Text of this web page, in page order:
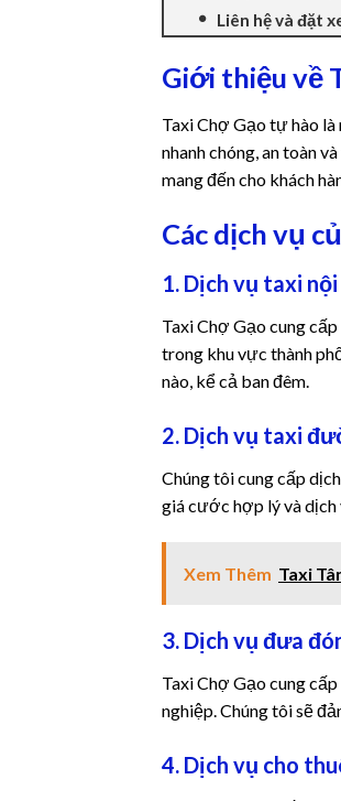
Liên hệ và đặt
Giới thiệu về
Taxi Chợ Gạo tự hào
nhanh chóng, an toàn
mang đến cho khách
Các dịch vụ
1. Dịch vụ taxi
Taxi Chợ Gạo cung
trong khu vực thành
nào, kể cả ban đêm.
2. Dịch vụ taxi
Chúng tôi cung cấp
giá cước hợp lý và dịch
Xem Thêm Taxi
3. Dịch vụ đưa
Taxi Chợ Gạo cung
nghiệp. Chúng tôi sẽ
4. Dịch vụ cho